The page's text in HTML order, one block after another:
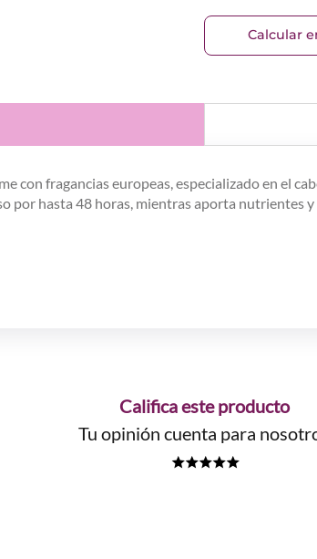
Calcular
con fragancias europeas, especializado en el
por hasta 48 horas, mientras aporta nutrientes
Califica este producto
Tu opinión cuenta para